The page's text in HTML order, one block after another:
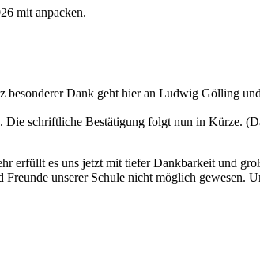
mit anpacken.
Dank geht hier an Ludwig Gölling
Die schriftliche Bestätigung folgt nun in Kürze.
erfüllt es uns jetzt mit tiefer Dankbarkeit und
unserer Schule nicht möglich gewesen.